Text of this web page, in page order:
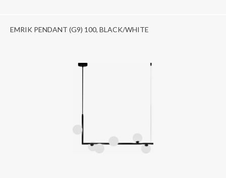
EMRIK PENDANT (G9) 100, BLACK/WHITE